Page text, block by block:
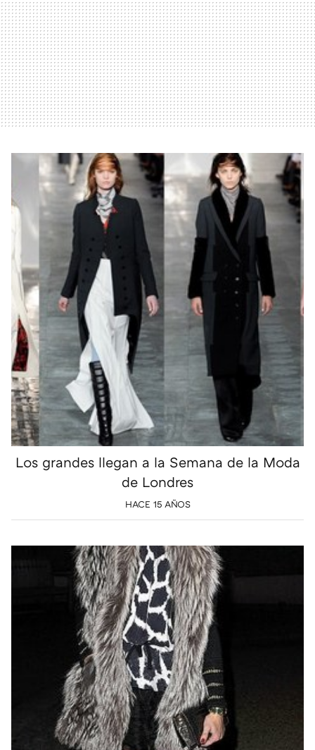
Los grandes llegan a la Semana de la Moda
de Londres
HACE 15 AÑOS